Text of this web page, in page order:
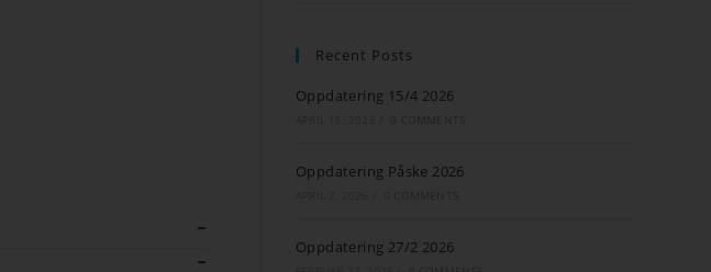
–
–
Recent Posts
Oppdatering 15/4 2026
Oppdatering Påske 2026
Oppdatering 27/2 2026